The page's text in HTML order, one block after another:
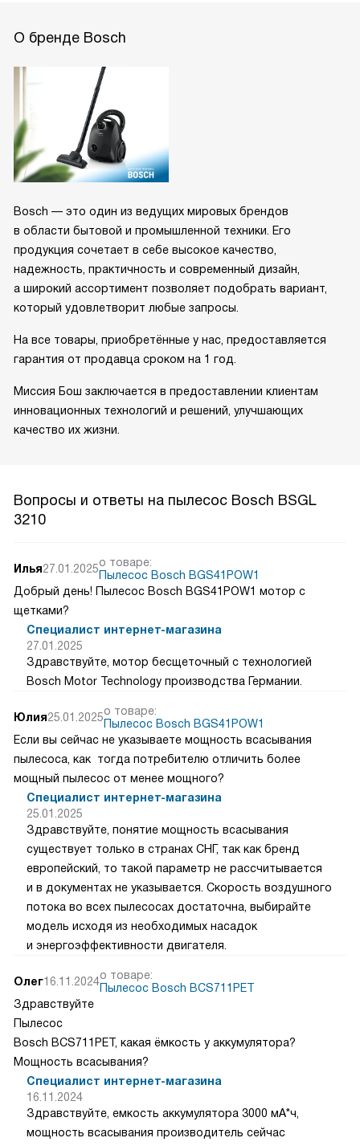
О бренде Bosch
Bosch — это один из ведущих мировых брендов
в области бытовой и промышленной техники. Его
продукция сочетает в себе высокое качество,
надежность, практичность и современный дизайн,
а широкий ассортимент позволяет подобрать вариант,
который удовлетворит любые запросы.
На все товары, приобретённые у нас, предоставляется
гарантия от продавца сроком на 1 год.
Миссия Бош заключается в предоставлении клиентам
инновационных технологий и решений, улучшающих
качество их жизни.
Вопросы и ответы на пылесос Bosch BSGL
3210
Илья27.01.2025о товаре:
Пылесос Bosch BGS41POW1
Добрый день! Пылесос Bosch BGS41POW1 мотор с
щетками?
Специалист интернет-магазина
27.01.2025
Здравствуйте, мотор бесщеточный с технологией
Bosch Motor Technology производства Германии.
Юлия25.01.2025о товаре:
Пылесос Bosch BGS41POW1
Если вы сейчас не указываете мощность всасывания
пылесоса, как тогда потребителю отличить более
мощный пылесос от менее мощного?
Специалист интернет-магазина
25.01.2025
Здравствуйте, понятие мощность всасывания
существует только в странах СНГ, так как бренд
европейский, то такой параметр не рассчитывается
и в документах не указывается. Скорость воздушного
потока во всех пылесосах достаточна, выбирайте
модель исходя из необходимых насадок
и энергоэффективности двигателя.
Олег16.11.2024о товаре:
Пылесос Bosch BCS711PET
Здравствуйте
Пылесос
Bosch BCS711PET, какая ёмкость у аккумулятора?
Мощность всасывания?
Специалист интернет-магазина
16.11.2024
Здравствуйте, емкость аккумулятора 3000 мА*ч,
мощность всасывания производитель сейчас